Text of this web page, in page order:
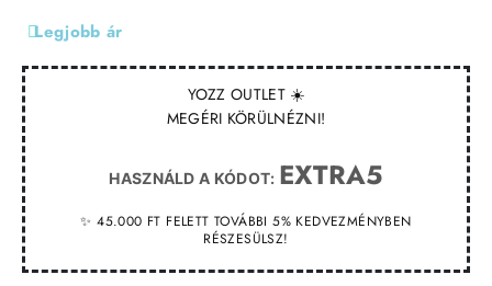
YOZZ OUTLET ☀️
MEGÉRI KÖRÜLNÉZNI!
HASZNÁLD A KÓDOT: EXTRA5
✨ 45.000 FT FELETT TOVÁBBI 5% KEDVEZMÉNYBEN
RÉSZESÜLSZ!
Legjobb ár